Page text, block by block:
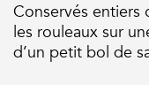
Conservés entiers
les rouleaux sur
d’un petit bol de